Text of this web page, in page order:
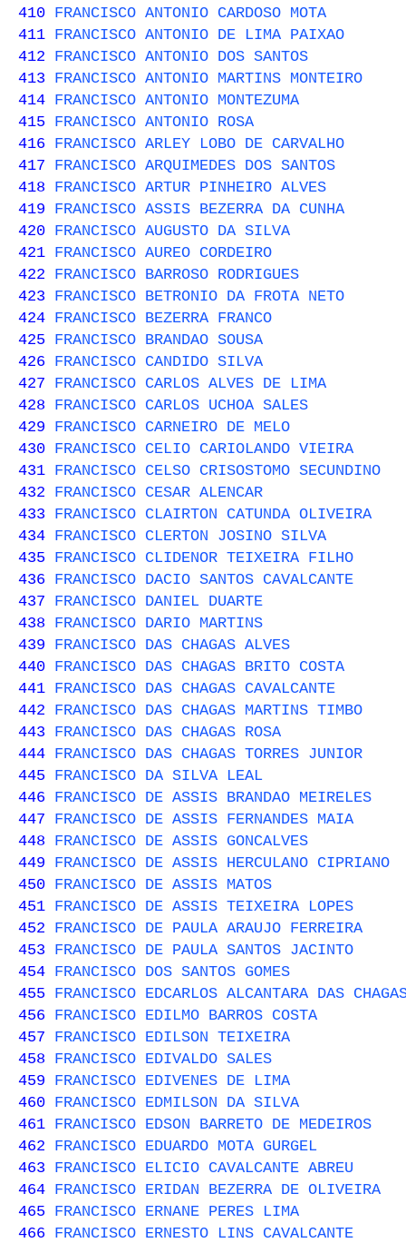
410 FRANCISCO ANTONIO CARDOSO MOTA
411 FRANCISCO ANTONIO DE LIMA PAIXAO
412 FRANCISCO ANTONIO DOS SANTOS
413 FRANCISCO ANTONIO MARTINS MONTEIRO
414 FRANCISCO ANTONIO MONTEZUMA
415 FRANCISCO ANTONIO ROSA
416 FRANCISCO ARLEY LOBO DE CARVALHO
417 FRANCISCO ARQUIMEDES DOS SANTOS
418 FRANCISCO ARTUR PINHEIRO ALVES
419 FRANCISCO ASSIS BEZERRA DA CUNHA
420 FRANCISCO AUGUSTO DA SILVA
421 FRANCISCO AUREO CORDEIRO
422 FRANCISCO BARROSO RODRIGUES
423 FRANCISCO BETRONIO DA FROTA NETO
424 FRANCISCO BEZERRA FRANCO
425 FRANCISCO BRANDAO SOUSA
426 FRANCISCO CANDIDO SILVA
427 FRANCISCO CARLOS ALVES DE LIMA
428 FRANCISCO CARLOS UCHOA SALES
429 FRANCISCO CARNEIRO DE MELO
430 FRANCISCO CELIO CARIOLANDO VIEIRA
431 FRANCISCO CELSO CRISOSTOMO SECUNDINO
432 FRANCISCO CESAR ALENCAR
433 FRANCISCO CLAIRTON CATUNDA OLIVEIRA
434 FRANCISCO CLERTON JOSINO SILVA
435 FRANCISCO CLIDENOR TEIXEIRA FILHO
436 FRANCISCO DACIO SANTOS CAVALCANTE
437 FRANCISCO DANIEL DUARTE
438 FRANCISCO DARIO MARTINS
439 FRANCISCO DAS CHAGAS ALVES
440 FRANCISCO DAS CHAGAS BRITO COSTA
441 FRANCISCO DAS CHAGAS CAVALCANTE
442 FRANCISCO DAS CHAGAS MARTINS TIMBO
443 FRANCISCO DAS CHAGAS ROSA
444 FRANCISCO DAS CHAGAS TORRES JUNIOR
445 FRANCISCO DA SILVA LEAL
446 FRANCISCO DE ASSIS BRANDAO MEIRELES
447 FRANCISCO DE ASSIS FERNANDES MAIA
448 FRANCISCO DE ASSIS GONCALVES
449 FRANCISCO DE ASSIS HERCULANO CIPRIANO
450 FRANCISCO DE ASSIS MATOS
451 FRANCISCO DE ASSIS TEIXEIRA LOPES
452 FRANCISCO DE PAULA ARAUJO FERREIRA
453 FRANCISCO DE PAULA SANTOS JACINTO
454 FRANCISCO DOS SANTOS GOMES
455 FRANCISCO EDCARLOS ALCANTARA DAS
456 FRANCISCO EDILMO BARROS COSTA
457 FRANCISCO EDILSON TEIXEIRA
458 FRANCISCO EDIVALDO SALES
459 FRANCISCO EDIVENES DE LIMA
460 FRANCISCO EDMILSON DA SILVA
461 FRANCISCO EDSON BARRETO DE MEDEIROS
462 FRANCISCO EDUARDO MOTA GURGEL
463 FRANCISCO ELICIO CAVALCANTE ABREU
464 FRANCISCO ERIDAN BEZERRA DE OLIVEIRA
465 FRANCISCO ERNANE PERES LIMA
466 FRANCISCO ERNESTO LINS CAVALCANTE